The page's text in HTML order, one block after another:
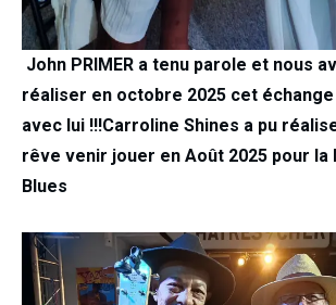
John PRIMER a tenu parole et nous
réaliser en octobre 2025 cet
avec lui !!!Carroline Shines a pu
rêve venir jouer en Août 2025 pour la
Blues